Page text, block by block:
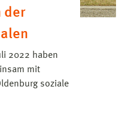
der
2022 haben
mit
soziale